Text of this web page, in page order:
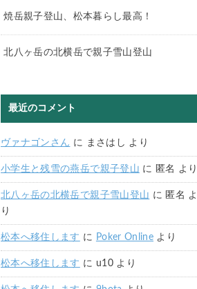
焼岳親子登山、松本暮らし最高！
北八ヶ岳の北横岳で親子雪山登山
最近のコメント
ヴァナゴンさん に まさはし より
小学生と残雪の燕岳で親子登山 に 匿名 より
北八ヶ岳の北横岳で親子雪山登山 に 匿名 よ
り
松本へ移住します に Poker Online より
松本へ移住します に u10より